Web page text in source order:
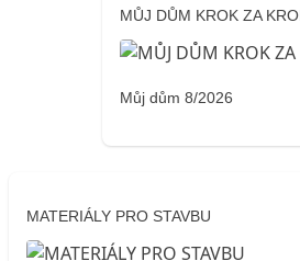
MŮJ DŮM KROK ZA
Můj dům 8/2026
MATERIÁLY PRO STAVBU